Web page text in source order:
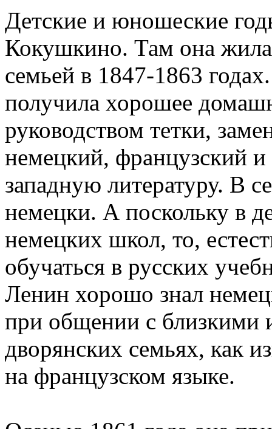
Детские и юношеские
Кокушкино. Там она
семьей в 1847-1863
получила хорошее
руководством тетки,
немецкий, французский
западную литературу. В
немецки. А поскольку в
немецких школ, то,
обучаться в русских
Ленин хорошо знал
при общении с близкими
дворянских семьях, как
на французском языке.